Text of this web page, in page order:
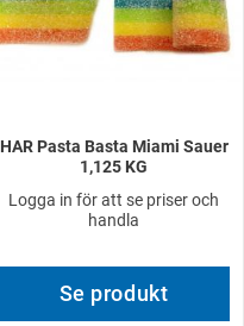
HAR Pasta Basta Miami Sauer
1,125 KG
Logga in för att se priser och
handla
Se produkt